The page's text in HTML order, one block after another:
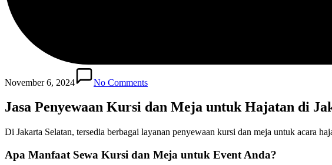
November 6, 2024 No Comments
Jasa Penyewaan Kursi dan Meja untuk Hajatan di
Di Jakarta Selatan, tersedia berbagai layanan penyewaan kursi dan meja untuk acara
Apa Manfaat Sewa Kursi dan Meja untuk Event Anda?